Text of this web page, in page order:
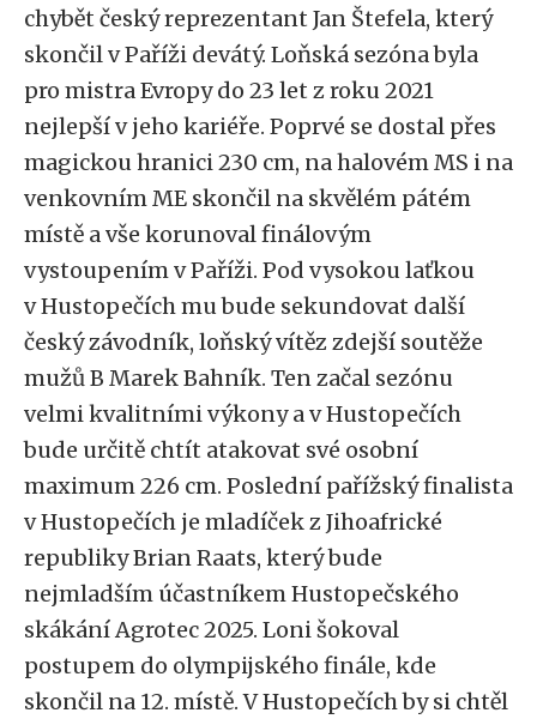
chybět český reprezentant Jan Štefela, který
skončil v Paříži devátý. Loňská sezóna byla
pro mistra Evropy do 23 let z roku 2021
nejlepší v jeho kariéře. Poprvé se dostal přes
magickou hranici 230 cm, na halovém MS i na
venkovním ME skončil na skvělém pátém
místě a vše korunoval finálovým
vystoupením v Paříži. Pod vysokou laťkou
v Hustopečích mu bude sekundovat další
český závodník, loňský vítěz zdejší soutěže
mužů B Marek Bahník. Ten začal sezónu
velmi kvalitními výkony a v Hustopečích
bude určitě chtít atakovat své osobní
maximum 226 cm. Poslední pařížský finalista
v Hustopečích je mladíček z Jihoafrické
republiky Brian Raats, který bude
nejmladším účastníkem Hustopečského
skákání Agrotec 2025. Loni šokoval
postupem do olympijského finále, kde
skončil na 12. místě. V Hustopečích by si chtěl